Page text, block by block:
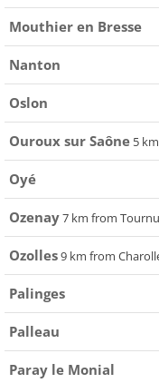
Mouthier en Bresse
Nanton
Oslon
Ouroux sur Saône 5
Oyé
Ozenay7 km from
Ozolles9 km from
Palinges
Palleau
Paray le Monial